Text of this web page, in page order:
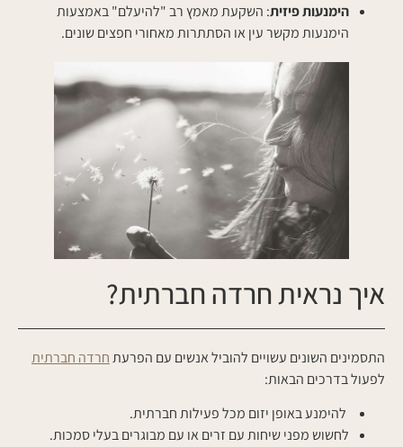
הימנעות פיזית: השקעת מאמץ רב "להיעלם" באמצעות
הימנעות מקשר עין או הסתתרות מאחורי חפצים שונים.
איך נראית חרדה חברתית?
התסמינים השונים עשויים להוביל אנשים עם הפרעתחרדה חברתית
לפעול בדרכים הבאות:
להימנע באופן יזום מכל פעילות חברתית.
לחשוש מפני שיחות עם זרים או עם מבוגרים בעלי סמכות.